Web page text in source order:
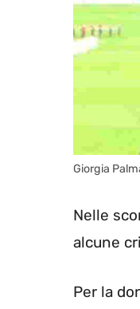
Giorgia
Nelle
alcune
Per la